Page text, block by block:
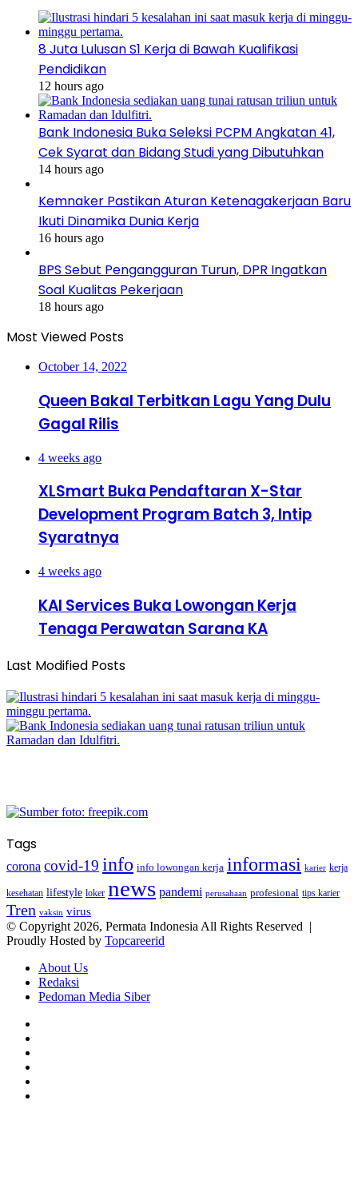
8 Juta Lulusan S1 Kerja di Bawah Kualifikasi
Pendidikan
12 hours ago
Bank Indonesia Buka Seleksi PCPM Angkatan 41,
Cek Syarat dan Bidang Studi yang Dibutuhkan
14 hours ago
Kemnaker Pastikan Aturan Ketenagakerjaan Baru
Ikuti Dinamika Dunia Kerja
16 hours ago
BPS Sebut Pengangguran Turun, DPR Ingatkan
Soal Kualitas Pekerjaan
18 hours ago
Most Viewed Posts
October 14, 2022
Queen Bakal Terbitkan Lagu Yang Dulu
Gagal Rilis
4 weeks ago
XLSmart Buka Pendaftaran X-Star
Development Program Batch 3, Intip
Syaratnya
4 weeks ago
KAI Services Buka Lowongan Kerja
Tenaga Perawatan Sarana KA
Last Modified Posts
Tags
corona covid-19 info info lowongan kerja informasi karier kerja
kesehatan lifestyle loker news pandemi perusahaan profesional tips karier
Tren vaksin virus
© Copyright 2026, Permata Indonesia All Rights Reserved |
Proudly Hosted by Topcareerid
About Us
Redaksi
Pedoman Media Siber